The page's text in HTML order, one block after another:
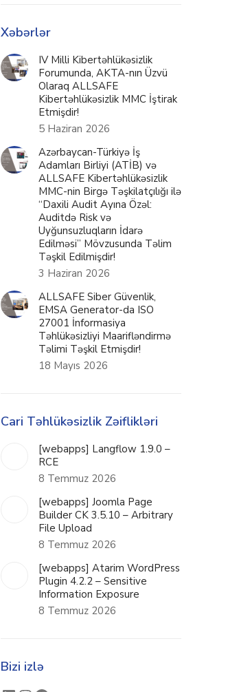
Xəbərlər
IV Milli Kibertəhlükəsizlik
Forumunda, AKTA-nın Üzvü
Olaraq ALLSAFE
Kibertəhlükəsizlik MMC İştirak
Etmişdir!
5 Haziran 2026
Azərbaycan-Türkiyə İş
Adamları Birliyi (ATİB) və
ALLSAFE Kibertəhlükəsizlik
MMC-nin Birgə Təşkilatçılığı ilə
“Daxili Audit Ayına Özəl:
Auditdə Risk və
Uyğunsuzluqların İdarə
Edilməsi” Mövzusunda Təlim
Təşkil Edilmişdir!
3 Haziran 2026
ALLSAFE Siber Güvenlik,
EMSA Generator-da ISO
27001 İnformasiya
Təhlükəsizliyi Maarifləndirmə
Təlimi Təşkil Etmişdir!
18 Mayıs 2026
Cari Təhlükəsizlik Zəiflikləri
[webapps] Langflow 1.9.0 –
RCE
8 Temmuz 2026
[webapps] Joomla Page
Builder CK 3.5.10 – Arbitrary
File Upload
8 Temmuz 2026
[webapps] Atarim WordPress
Plugin 4.2.2 – Sensitive
Information Exposure
8 Temmuz 2026
Bizi izlə